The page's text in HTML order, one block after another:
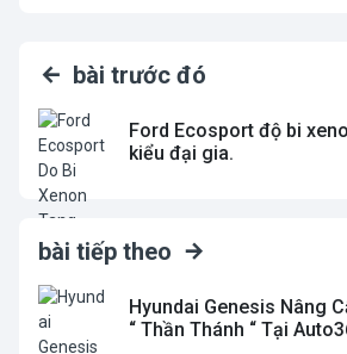
bài trước đó
Ford Ecosport độ bi
kiểu đại gia.
bài tiếp theo
Hyundai Genesis Nâng
“ Thần Thánh “ Tại